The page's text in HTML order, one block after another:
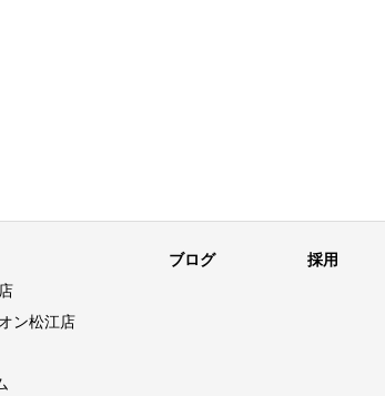
ン松江店
ブログ 採用